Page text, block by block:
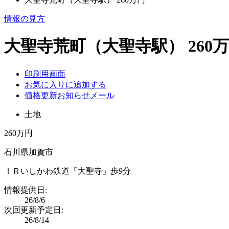
情報の見方
大聖寺荒町（大聖寺駅） 260
印刷用画面
お気に入りに追加する
価格更新お知らせメール
土地
260万円
石川県加賀市
ＩＲいしかわ鉄道「大聖寺」歩9分
情報提供日:
26/8/6
次回更新予定日:
26/8/14